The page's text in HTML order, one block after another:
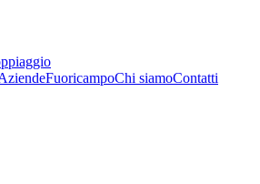
FuoricampoChi siamoContatti